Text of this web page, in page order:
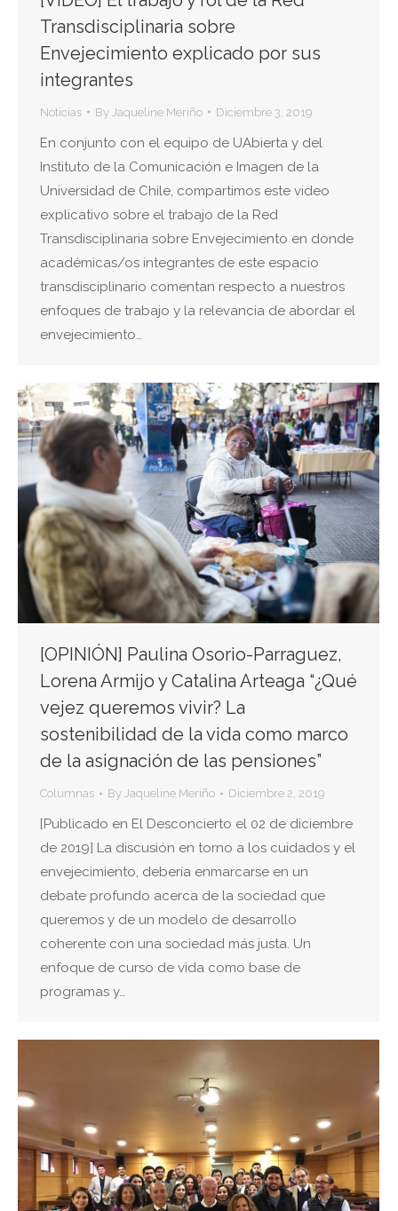
Transdisciplinaria sobre
Envejecimiento explicado por sus
integrantes
Noticias By Jaqueline Meriño Diciembre 3, 2019
En conjunto con el equipo de UAbierta y del
Instituto de la Comunicación e Imagen de la
Universidad de Chile, compartimos este video
explicativo sobre el trabajo de la Red
Transdisciplinaria sobre Envejecimiento en donde
académicas/os integrantes de este espacio
transdisciplinario comentan respecto a nuestros
enfoques de trabajo y la relevancia de abordar el
envejecimiento…
[OPINIÓN] Paulina Osorio-Parraguez,
Lorena Armijo y Catalina Arteaga “¿Qué
vejez queremos vivir? La
sostenibilidad de la vida como marco
de la asignación de las pensiones”
Columnas By Jaqueline Meriño Diciembre 2, 2019
[Publicado en El Desconcierto el 02 de diciembre
de 2019] La discusión en torno a los cuidados y el
envejecimiento, debería enmarcarse en un
debate profundo acerca de la sociedad que
queremos y de un modelo de desarrollo
coherente con una sociedad más justa. Un
enfoque de curso de vida como base de
programas y…